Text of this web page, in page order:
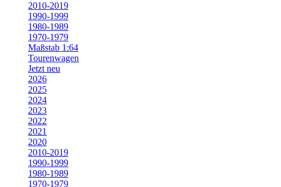
2010-2019
1990-1999
1980-1989
1970-1979
Maßstab 1:64
Tourenwagen
Jetzt neu
2026
2025
2024
2023
2022
2021
2020
2010-2019
1990-1999
1980-1989
1970-1979